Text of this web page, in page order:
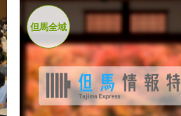
但馬全域